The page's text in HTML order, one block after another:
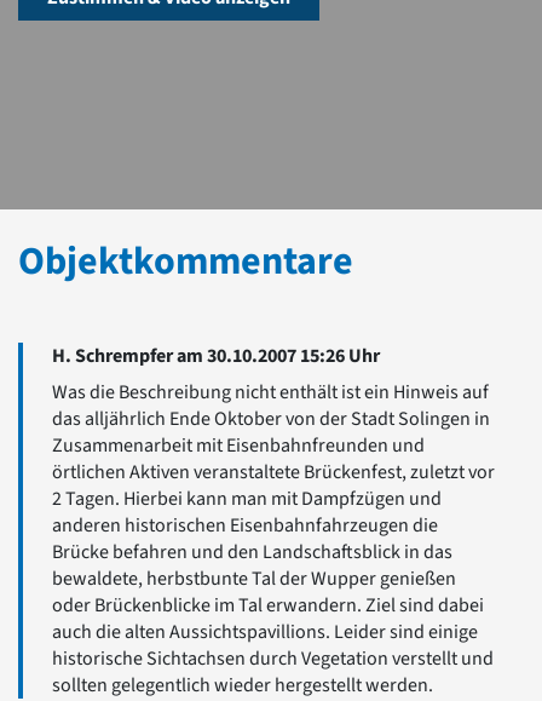
Objektkommentare
H. Schrempfer am 30.10.2007 15:26 Uhr
Was die Beschreibung nicht enthält ist ein Hinweis auf
das alljährlich Ende Oktober von der Stadt Solingen in
Zusammenarbeit mit Eisenbahnfreunden und
örtlichen Aktiven veranstaltete Brückenfest, zuletzt vor
2 Tagen. Hierbei kann man mit Dampfzügen und
anderen historischen Eisenbahnfahrzeugen die
Brücke befahren und den Landschaftsblick in das
bewaldete, herbstbunte Tal der Wupper genießen
oder Brückenblicke im Tal erwandern. Ziel sind dabei
auch die alten Aussichtspavillions. Leider sind einige
historische Sichtachsen durch Vegetation verstellt und
sollten gelegentlich wieder hergestellt werden.